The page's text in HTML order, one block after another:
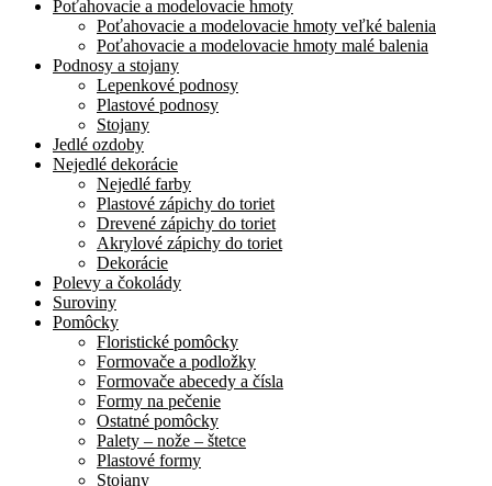
Poťahovacie a modelovacie hmoty
Poťahovacie a modelovacie hmoty veľké balenia
Poťahovacie a modelovacie hmoty malé balenia
Podnosy a stojany
Lepenkové podnosy
Plastové podnosy
Stojany
Jedlé ozdoby
Nejedlé dekorácie
Nejedlé farby
Plastové zápichy do toriet
Drevené zápichy do toriet
Akrylové zápichy do toriet
Dekorácie
Polevy a čokolády
Suroviny
Pomôcky
Floristické pomôcky
Formovače a podložky
Formovače abecedy a čísla
Formy na pečenie
Ostatné pomôcky
Palety – nože – štetce
Plastové formy
Stojany